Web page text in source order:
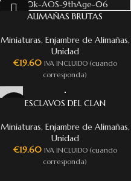
ALIMAÑAS BRUTAS
Miniaturas, Enjambre de Alimañas,
Unidad
€19.60 IVA INCLUIDO (cuando
corresponda)
ESCLAVOS DEL CLAN
Miniaturas, Enjambre de Alimañas,
Unidad
€19.60 IVA INCLUIDO (cuando
corresponda)